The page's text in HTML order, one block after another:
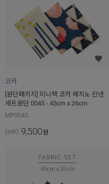
코카
[원단패키지] 미니팩 코카 에치노 린넨
세트원단 0045 - 45cm x 26cm
MP0045
(set) 9,500원